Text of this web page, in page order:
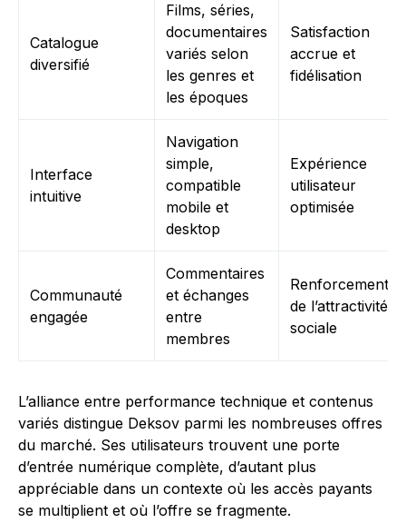
Catalogue
diversifié
Films, séries,
documentaires
variés selon
les genres et
les époques
Satisfaction
accrue et
fidélisation
Interface
intuitive
Navigation
simple,
compatible
mobile et
desktop
Expérience
utilisateur
optimisée
Communauté
engagée
Commentaires
et échanges
entre
membres
Renforcement
de l’attractivité
sociale
L’alliance entre performance technique et contenus
variés distingue Deksov parmi les nombreuses offres
du marché. Ses utilisateurs trouvent une porte
d’entrée numérique complète, d’autant plus
appréciable dans un contexte où les accès payants
se multiplient et où l’offre se fragmente.